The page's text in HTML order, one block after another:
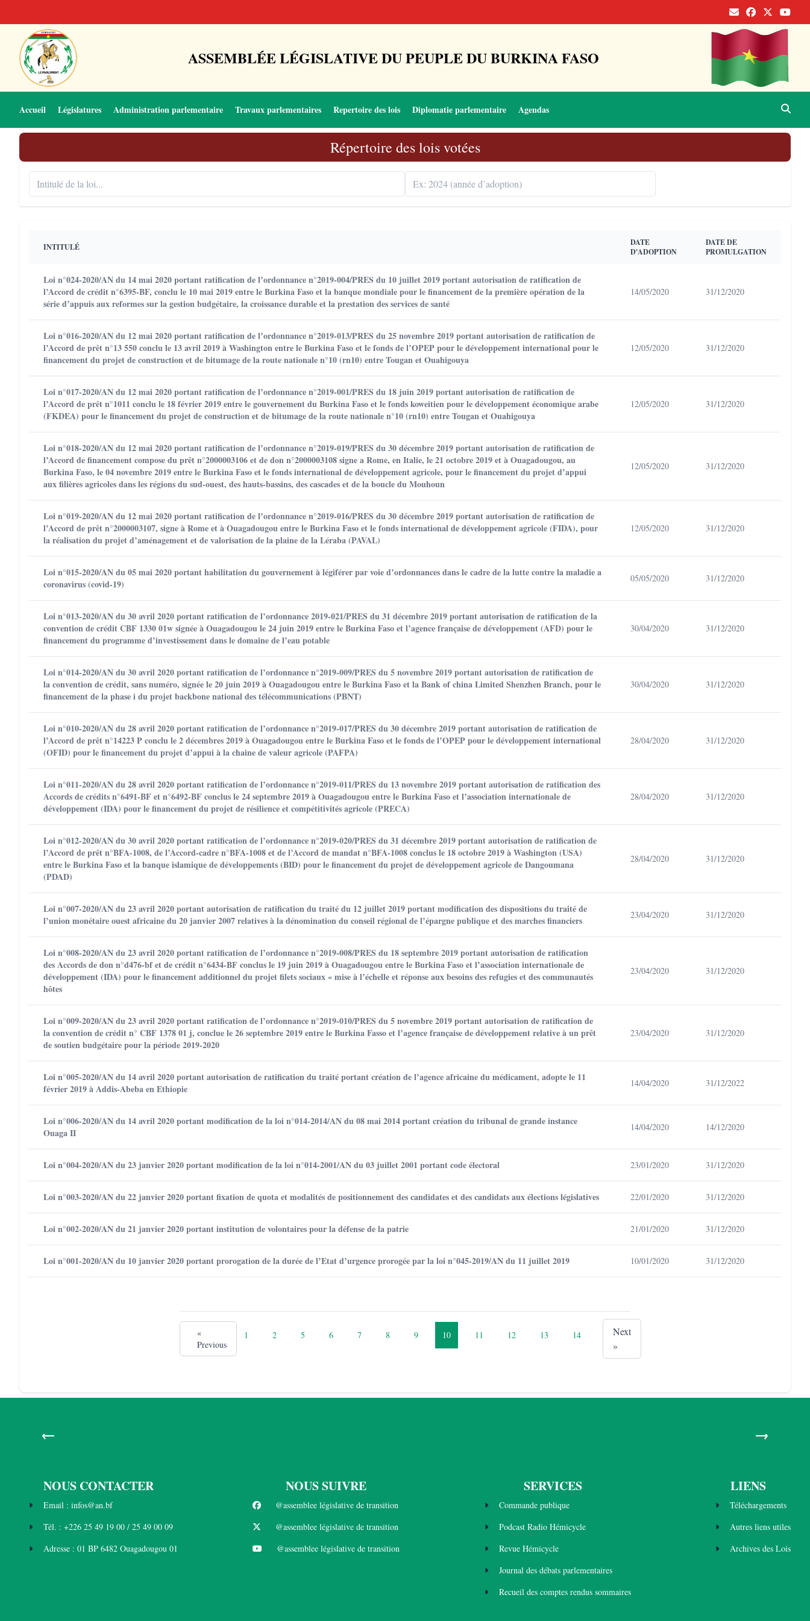
ASSEMBLÉE LÉGISLATIVE DU PEUPLE DU BURKINA FASO
Accueil Législatures Administration parlementaire Travaux parlementaires Repertoire des lois Diplomatie parlementaire Agendas
Répertoire des lois votées
INTITULÉ
DATE
D'ADOPTION
DATE DE
PROMULGATION
Loi n°024-2020/AN du 14 mai 2020 portant ratification de l’ordonnance n°2019-004/PRES du 10 juillet 2019 portant autorisation de ratification de
l’Accord de crédit n°6395-BF, conclu le 10 mai 2019 entre le Burkina Faso et la banque mondiale pour le financement de la première opération de la
série d’appuis aux reformes sur la gestion budgétaire, la croissance durable et la prestation des services de santé
14/05/2020 31/12/2020
Loi n°016-2020/AN du 12 mai 2020 portant ratification de l’ordonnance n°2019-013/PRES du 25 novembre 2019 portant autorisation de ratification de
l’Accord de prêt n°13 550 conclu le 13 avril 2019 à Washington entre le Burkina Faso et le fonds de l’OPEP pour le développement international pour le
financement du projet de construction et de bitumage de la route nationale n°10 (rn10) entre Tougan et Ouahigouya
12/05/2020 31/12/2020
Loi n°017-2020/AN du 12 mai 2020 portant ratification de l’ordonnance n°2019-001/PRES du 18 juin 2019 portant autorisation de ratification de
l’Accord de prêt n°1011 conclu le 18 février 2019 entre le gouvernement du Burkina Faso et le fonds koweitien pour le développement économique arabe
(FKDEA) pour le financement du projet de construction et de bitumage de la route nationale n°10 (rn10) entre Tougan et Ouahigouya
12/05/2020 31/12/2020
Loi n°018-2020/AN du 12 mai 2020 portant ratification de l’ordonnance n°2019-019/PRES du 30 décembre 2019 portant autorisation de ratification de
l’Accord de financement compose du prêt n°2000003106 et de don n°2000003108 signe a Rome, en Italie, le 21 octobre 2019 et à Ouagadougou, au
Burkina Faso, le 04 novembre 2019 entre le Burkina Faso et le fonds international de développement agricole, pour le financement du projet d’appui
aux filières agricoles dans les régions du sud-ouest, des hauts-bassins, des cascades et de la boucle du Mouhoun
12/05/2020 31/12/2020
Loi n°019-2020/AN du 12 mai 2020 portant ratification de l’ordonnance n°2019-016/PRES du 30 décembre 2019 portant autorisation de ratification de
l’Accord de prêt n°2000003107, signe à Rome et à Ouagadougou entre le Burkina Faso et le fonds international de développement agricole (FIDA), pour
la réalisation du projet d’aménagement et de valorisation de la plaine de la Léraba (PAVAL)
12/05/2020 31/12/2020
Loi n°015-2020/AN du 05 mai 2020 portant habilitation du gouvernement à légiférer par voie d’ordonnances dans le cadre de la lutte contre la maladie a
coronavirus (covid-19)
05/05/2020 31/12/2020
Loi n°013-2020/AN du 30 avril 2020 portant ratification de l’ordonnance 2019-021/PRES du 31 décembre 2019 portant autorisation de ratification de la
convention de crédit CBF 1330 01w signée à Ouagadougou le 24 juin 2019 entre le Burkina Faso et l’agence française de développement (AFD) pour le
financement du programme d’investissement dans le domaine de l’eau potable
30/04/2020 31/12/2020
Loi n°014-2020/AN du 30 avril 2020 portant ratification de l’ordonnance n°2019-009/PRES du 5 novembre 2019 portant autorisation de ratification de
la convention de crédit, sans numéro, signée le 20 juin 2019 à Ouagadougou entre le Burkina Faso et la Bank of china Limited Shenzhen Branch, pour le
financement de la phase i du projet backbone national des télécommunications (PBNT)
30/04/2020 31/12/2020
Loi n°010-2020/AN du 28 avril 2020 portant ratification de l’ordonnance n°2019-017/PRES du 30 décembre 2019 portant autorisation de ratification de
l’Accord de prêt n°14223 P conclu le 2 décembres 2019 à Ouagadougou entre le Burkina Faso et le fonds de l’OPEP pour le développement international
(OFID) pour le financement du projet d’appui à la chaine de valeur agricole (PAFPA)
28/04/2020 31/12/2020
Loi n°011-2020/AN du 28 avril 2020 portant ratification de l’ordonnance n°2019-011/PRES du 13 novembre 2019 portant autorisation de ratification des
Accords de crédits n°6491-BF et n°6492-BF conclus le 24 septembre 2019 à Ouagadougou entre le Burkina Faso et l’association internationale de
développement (IDA) pour le financement du projet de résilience et compétitivités agricole (PRECA)
28/04/2020 31/12/2020
Loi n°012-2020/AN du 30 avril 2020 portant ratification de l’ordonnance n°2019-020/PRES du 31 décembre 2019 portant autorisation de ratification de
l’Accord de prêt n°BFA-1008, de l’Accord-cadre n°BFA-1008 et de l’Accord de mandat n°BFA-1008 conclus le 18 octobre 2019 à Washington (USA)
entre le Burkina Faso et la banque islamique de développements (BID) pour le financement du projet de développement agricole de Dangoumana
(PDAD)
28/04/2020 31/12/2020
Loi n°007-2020/AN du 23 avril 2020 portant autorisation de ratification du traité du 12 juillet 2019 portant modification des dispositions du traité de
l’union monétaire ouest africaine du 20 janvier 2007 relatives à la dénomination du conseil régional de l’épargne publique et des marches financiers
23/04/2020 31/12/2020
Loi n°008-2020/AN du 23 avril 2020 portant ratification de l’ordonnance n°2019-008/PRES du 18 septembre 2019 portant autorisation de ratification
des Accords de don n°d476-bf et de crédit n°6434-BF conclus le 19 juin 2019 à Ouagadougou entre le Burkina Faso et l’association internationale de
développement (IDA) pour le financement additionnel du projet filets sociaux « mise à l’échelle et réponse aux besoins des refugies et des communautés
hôtes
23/04/2020 31/12/2020
Loi n°009-2020/AN du 23 avril 2020 portant ratification de l’ordonnance n°2019-010/PRES du 5 novembre 2019 portant autorisation de ratification de
la convention de crédit n° CBF 1378 01 j, conclue le 26 septembre 2019 entre le Burkina Fasso et l’agence française de développement relative à un prêt
de soutien budgétaire pour la période 2019-2020
23/04/2020 31/12/2020
Loi n°005-2020/AN du 14 avril 2020 portant autorisation de ratification du traité portant création de l’agence africaine du médicament, adopte le 11
février 2019 à Addis-Abeba en Ethiopie
14/04/2020 31/12/2022
Loi n°006-2020/AN du 14 avril 2020 portant modification de la loi n°014-2014/AN du 08 mai 2014 portant création du tribunal de grande instance
Ouaga II
14/04/2020 14/12/2020
Loi n°004-2020/AN du 23 janvier 2020 portant modification de la loi n°014-2001/AN du 03 juillet 2001 portant code électoral 23/01/2020 31/12/2020
Loi n°003-2020/AN du 22 janvier 2020 portant fixation de quota et modalités de positionnement des candidates et des candidats aux élections législatives 22/01/2020 31/12/2020
Loi n°002-2020/AN du 21 janvier 2020 portant institution de volontaires pour la défense de la patrie 21/01/2020 31/12/2020
Loi n°001-2020/AN du 10 janvier 2020 portant prorogation de la durée de l’Etat d’urgence prorogée par la loi n°045-2019/AN du 11 juillet 2019 10/01/2020 31/12/2020
«
Previous
1 2 5 6 7 8 9 10 11 12 13 14
Next
»
← →
NOUS CONTACTER
Email : infos@an.bf
Tél. : +226 25 49 19 00 / 25 49 00 09
Adresse : 01 BP 6482 Ouagadougou 01
NOUS SUIVRE
@assemblee législative de transition
@assemblee législative de transition
@assemblee législative de transition
SERVICES
Commande publique
Podcast Radio Hémicycle
Revue Hémicycle
Journal des débats parlementaires
Recueil des comptes rendus sommaires
LIENS
Téléchargements
Autres liens utiles
Archives des Lois